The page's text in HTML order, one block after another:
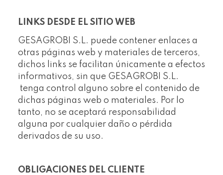
LINKS DESDE EL SITIO WEB
GESAGROBI S.L. puede contener enlaces a
otras páginas web y materiales de terceros,
dichos links se facilitan únicamente a efectos
informativos, sin que GESAGROBI S.L.
tenga control alguno sobre el contenido de
dichas páginas web o materiales. Por lo
tanto, no se aceptará responsabilidad
alguna por cualquier daño o pérdida
derivados de su uso.
OBLIGACIONES DEL CLIENTE